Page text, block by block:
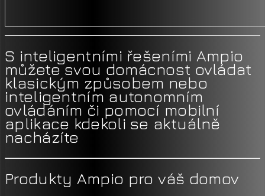
S inteligentními řešeními Ampio
můžete svou domácnost ovládat
klasickým způsobem nebo
inteligentním autonomním
ovládáním či pomocí mobilní
aplikace kdekoli se aktuálně
nacházíte
Produkty Ampio pro váš domov